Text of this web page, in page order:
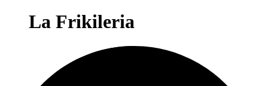
La Frikileria